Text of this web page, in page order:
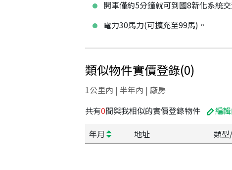
開車僅約5分鐘就可到國8新化系統
電力30馬力(可擴充至99馬)。
類似物件實價登錄(0)
1公里內 | 半年內 | 廠房
共有0間與我相似的實價登錄物件 編
年月
地址 類